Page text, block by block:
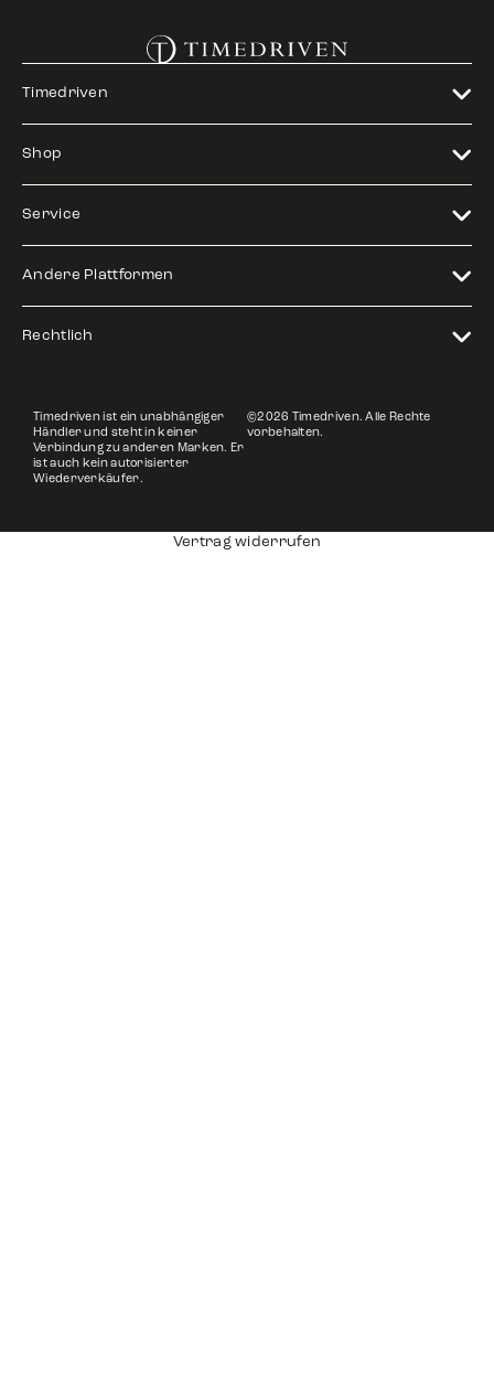
Timedriven
Shop
Service
Andere Plattformen
Rechtlich
Timedriven ist ein unabhängiger
Händler und steht in keiner
Verbindung zu anderen Marken. Er
ist auch kein autorisierter
Wiederverkäufer.
©2026 Timedriven. Alle Rechte
vorbehalten.
Vertrag widerrufen